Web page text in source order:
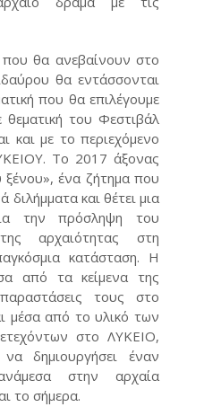
θα ανεβαίνουν στο
θα εντάσσονται
που θα επιλέγουμε
του Φεστιβάλ
και με το περιεχόμενο
Το 2017 άξονας
ξένου», ένα ζήτημα που
διλήμματα και θέτει μια
την πρόσληψη του
αρχαιότητας στη
κατάσταση. Η
από τα κείμενα της
τους στο
μέσα από το υλικό των
στο ΛΥΚΕΙΟ,
δημιουργήσει έναν
στην αρχαία
το σήμερα.